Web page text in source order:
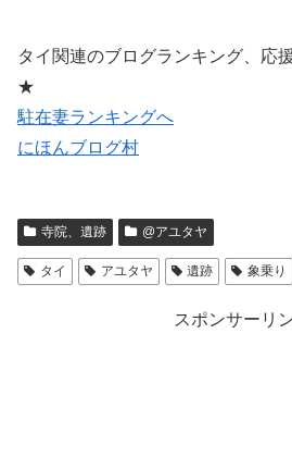
タイ関連のブログランキング、応
★
駐在妻ランキングへ
にほんブログ村
寺院、遺跡 @アユタヤ
タイ アユタヤ 遺跡 象乗り
スポンサーリ